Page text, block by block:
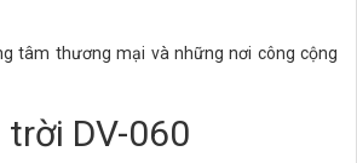
tâm thương mại và những nơi công cộng
DV-060